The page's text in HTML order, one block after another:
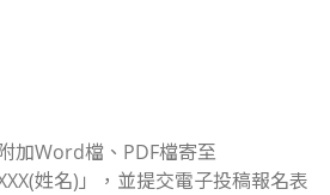
加Word檔、PDF檔寄至
姓名)」，並提交電子投稿報名表